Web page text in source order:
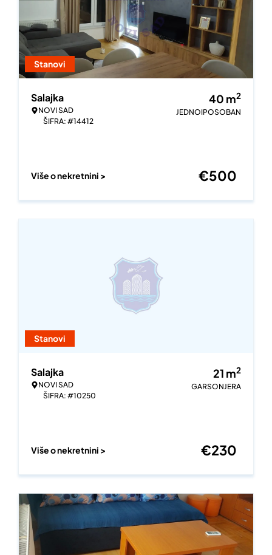
Stanovi
Salajka
NOVI SAD
ŠIFRA: #14412
40 m2
JEDNOIPOSOBAN
Više o nekretnini > €500
Stanovi
Salajka
NOVI SAD
ŠIFRA: #10250
21 m2
GARSONJERA
Više o nekretnini > €230